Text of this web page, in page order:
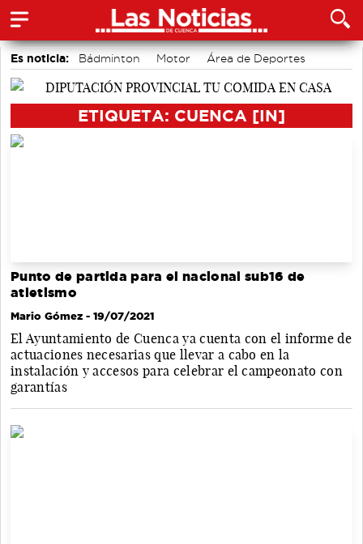
Es noticia: Bádminton Motor
Área de Deportes
Fútbol
Auditorio de Cuenca
ETIQUETA: CUENCA [IN]
Punto de partida para el nacional sub16 de
atletismo
Mario Gómez - 19/07/2021
El Ayuntamiento de Cuenca ya cuenta con el informe de
actuaciones necesarias que llevar a cabo en la
instalación y accesos para celebrar el campeonato con
garantías